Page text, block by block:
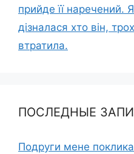
прийде її наречений.
дізналася хто він,
втратила.
ПОСЛЕДНЫЕ
Подруги мене